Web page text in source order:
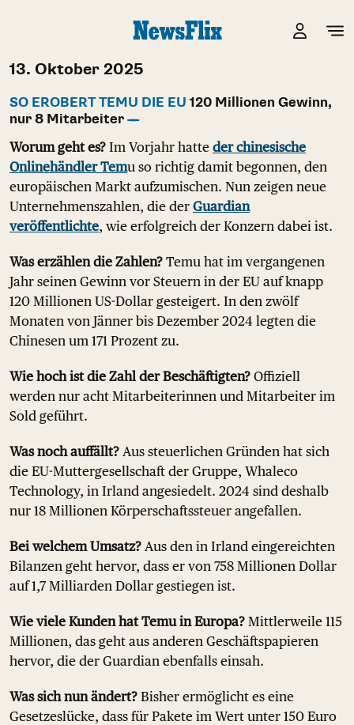
13. Oktober 2025
SO EROBERT TEMU DIE EU 120 Millionen Gewinn,
nur 8 Mitarbeiter
Worum geht es? Im Vorjahr hatte der chinesische
Onlinehändler Temu so richtig damit begonnen, den
europäischen Markt aufzumischen. Nun zeigen neue
Unternehmenszahlen, die der Guardian
veröffentlichte, wie erfolgreich der Konzern dabei ist.
Was erzählen die Zahlen? Temu hat im vergangenen
Jahr seinen Gewinn vor Steuern in der EU auf knapp
120 Millionen US-Dollar gesteigert. In den zwölf
Monaten von Jänner bis Dezember 2024 legten die
Chinesen um 171 Prozent zu.
Wie hoch ist die Zahl der Beschäftigten? Offiziell
werden nur acht Mitarbeiterinnen und Mitarbeiter im
Sold geführt.
Was noch auffällt? Aus steuerlichen Gründen hat sich
die EU-Muttergesellschaft der Gruppe, Whaleco
Technology, in Irland angesiedelt. 2024 sind deshalb
nur 18 Millionen Körperschaftssteuer angefallen.
Bei welchem Umsatz? Aus den in Irland eingereichten
Bilanzen geht hervor, dass er von 758 Millionen Dollar
auf 1,7 Milliarden Dollar gestiegen ist.
Wie viele Kunden hat Temu in Europa? Mittlerweile 115
Millionen, das geht aus anderen Geschäftspapieren
hervor, die der Guardian ebenfalls einsah.
Was sich nun ändert? Bisher ermöglicht es eine
Gesetzeslücke, dass für Pakete im Wert unter 150 Euro